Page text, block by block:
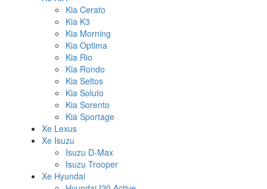
Kia Cerato
Kia K3
Kia Morning
Kia Optima
Kia Rio
Kia Rondo
Kia Seltos
Kia Soluto
Kia Sorento
Kia Sportage
Xe Lexus
Xe Isuzu
Isuzu D-Max
Isuzu Trooper
Xe Hyundai